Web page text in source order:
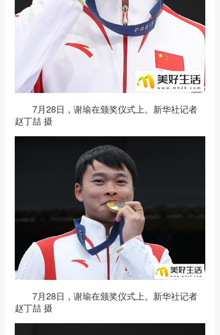
7月28日，谢瑜在颁奖仪式上。新华社记者
赵丁喆 摄
7月28日，谢瑜在颁奖仪式上。新华社记者
赵丁喆 摄